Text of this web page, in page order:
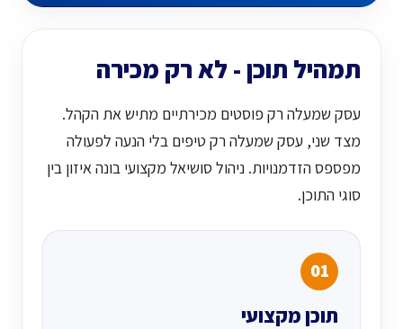
תמהיל תוכן - לא רק מכירה
עסק שמעלה רק פוסטים מכירתיים מתיש את הקהל.
מצד שני, עסק שמעלה רק טיפים בלי הנעה לפעולה
מפספס הזדמנויות. ניהול סושיאל מקצועי בונה איזון בין
סוגי התוכן.
01
תוכן מקצועי